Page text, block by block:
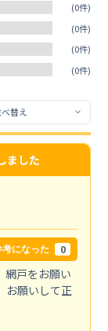
(0件)
(0件)
(0件)
(0件)
ました
考になった 0
網戸をお願い
お願いして正